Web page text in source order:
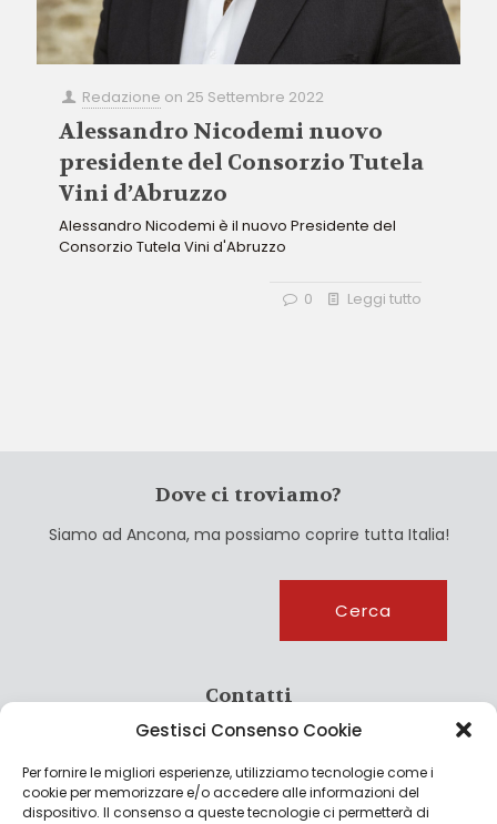
Gestisci Consenso Cookie
Per fornire le migliori esperienze, utilizziamo tecnologie come i
cookie per memorizzare e/o accedere alle informazioni del
dispositivo. Il consenso a queste tecnologie ci permetterà di
Redazione on 25 Settembre 2022
Alessandro Nicodemi nuovo
presidente del Consorzio Tutela
Vini d’Abruzzo
Alessandro Nicodemi è il nuovo Presidente del
Consorzio Tutela Vini d'Abruzzo
0 Leggi tutto
Dove ci troviamo?
Siamo ad Ancona, ma possiamo coprire tutta Italia!
Cerca
Contatti
info@culturagroalimentare.com